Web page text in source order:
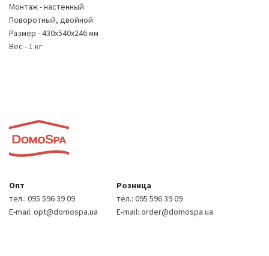
Монтаж - настенный
Поворотный, двойной
Размер - 430х540х246 мм
Вес - 1 кг
Опт
тел.: 095 596 39 09
E-mail: opt@domospa.ua
Розница
тел.: 095 596 39 09
E-mail: order@domospa.ua